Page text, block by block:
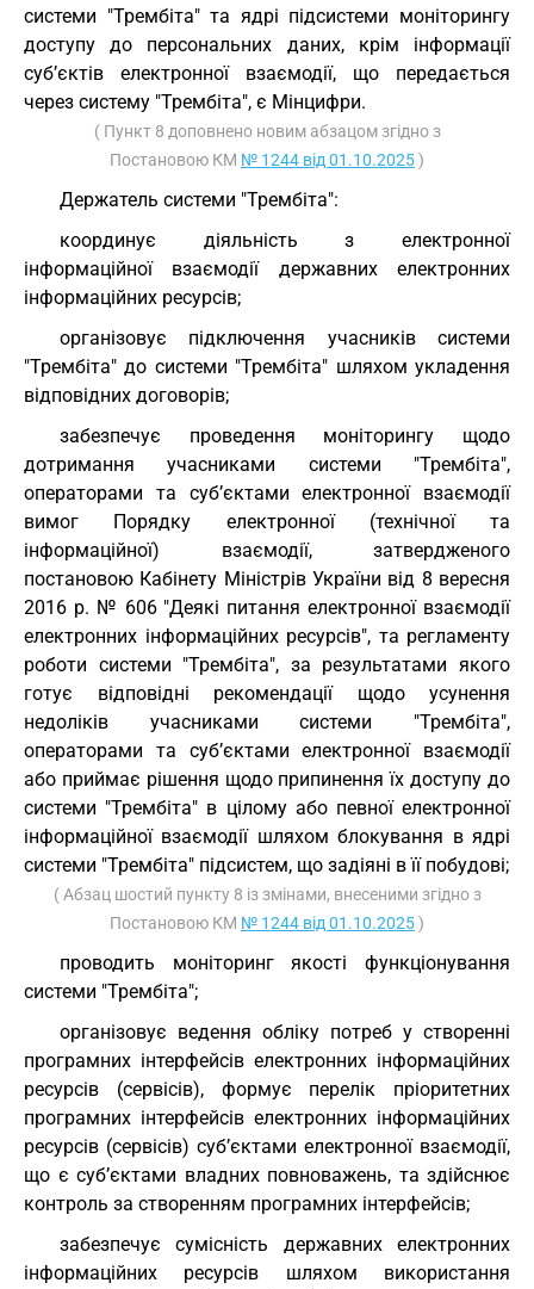
системи "Трембіта" та ядрі підсистеми моніторингу
доступу до персональних даних, крім інформації
суб’єктів електронної взаємодії, що передається
через систему "Трембіта", є Мінцифри.
( Пункт 8 доповнено новим абзацом згідно з
Постановою КМ № 1244 від 01.10.2025)
Держатель системи "Трембіта":
координує діяльність з електронної
інформаційної взаємодії державних електронних
інформаційних ресурсів;
організовує підключення учасників системи
"Трембіта" до системи "Трембіта" шляхом укладення
відповідних договорів;
забезпечує проведення моніторингу щодо
дотримання учасниками системи "Трембіта",
операторами та суб’єктами електронної взаємодії
вимог Порядку електронної (технічної та
інформаційної) взаємодії, затвердженого
постановою Кабінету Міністрів України від 8 вересня
2016 р. № 606 "Деякі питання електронної взаємодії
електронних інформаційних ресурсів", та регламенту
роботи системи "Трембіта", за результатами якого
готує відповідні рекомендації щодо усунення
недоліків учасниками системи "Трембіта",
операторами та суб’єктами електронної взаємодії
або приймає рішення щодо припинення їх доступу до
системи "Трембіта" в цілому або певної електронної
інформаційної взаємодії шляхом блокування в ядрі
системи "Трембіта" підсистем, що задіяні в її побудові;
( Абзац шостий пункту 8 із змінами, внесеними згідно з
Постановою КМ № 1244 від 01.10.2025)
проводить моніторинг якості функціонування
системи "Трембіта";
організовує ведення обліку потреб у створенні
програмних інтерфейсів електронних інформаційних
ресурсів (сервісів), формує перелік пріоритетних
програмних інтерфейсів електронних інформаційних
ресурсів (сервісів) суб’єктами електронної взаємодії,
що є суб’єктами владних повноважень, та здійснює
контроль за створенням програмних інтерфейсів;
забезпечує сумісність державних електронних
інформаційних ресурсів шляхом використання